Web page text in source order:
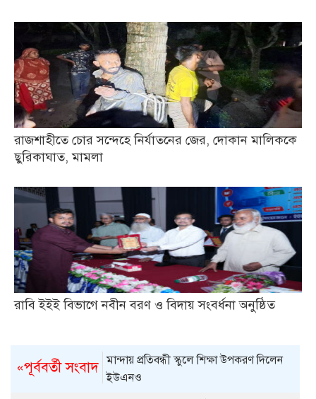
রাজশাহীতে চোর সন্দেহে নির্যাতনের জের, দোকান মালিককে
ছুরিকাঘাত, মামলা
রাবি ইইই বিভাগে নবীন বরণ ও বিদায় সংবর্ধনা অনুষ্ঠিত
«পূর্ববর্তী সংবাদ মান্দায় প্রতিবন্ধী স্কুলে শিক্ষা উপকরণ দিলেন
ইউএনও